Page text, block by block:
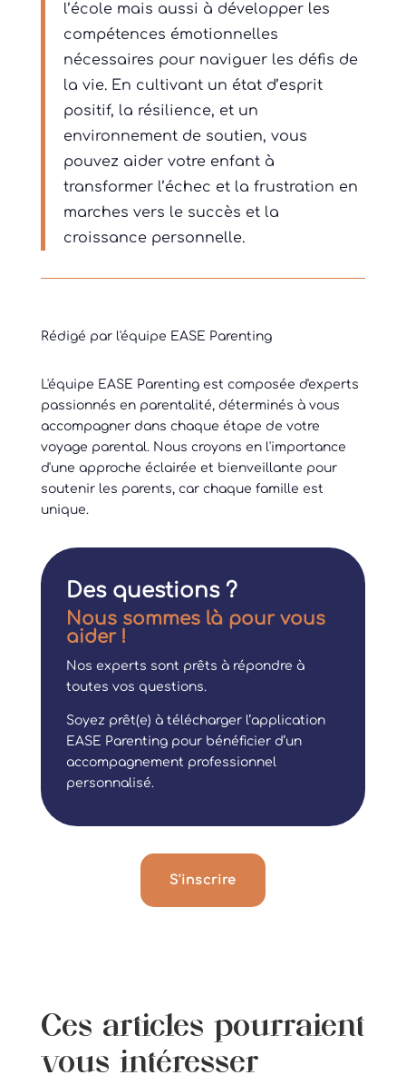
l’école mais aussi à développer les
compétences émotionnelles
nécessaires pour naviguer les défis de
la vie. En cultivant un état d’esprit
positif, la résilience, et un
environnement de soutien, vous
pouvez aider votre enfant à
transformer l’échec et la frustration en
marches vers le succès et la
croissance personnelle.
Rédigé par l'équipe EASE Parenting
L'équipe EASE Parenting est composée d'experts
passionnés en parentalité, déterminés à vous
accompagner dans chaque étape de votre
voyage parental. Nous croyons en l'importance
d'une approche éclairée et bienveillante pour
soutenir les parents, car chaque famille est
unique.
Des questions ?
Nous sommes là pour vous
aider !
Nos experts sont prêts à répondre à
toutes vos questions.
Soyez prêt(e) à télécharger l’application
EASE Parenting pour bénéficier d’un
accompagnement professionnel
personnalisé.
S'inscrire
Ces articles pourraient
vous intéresser